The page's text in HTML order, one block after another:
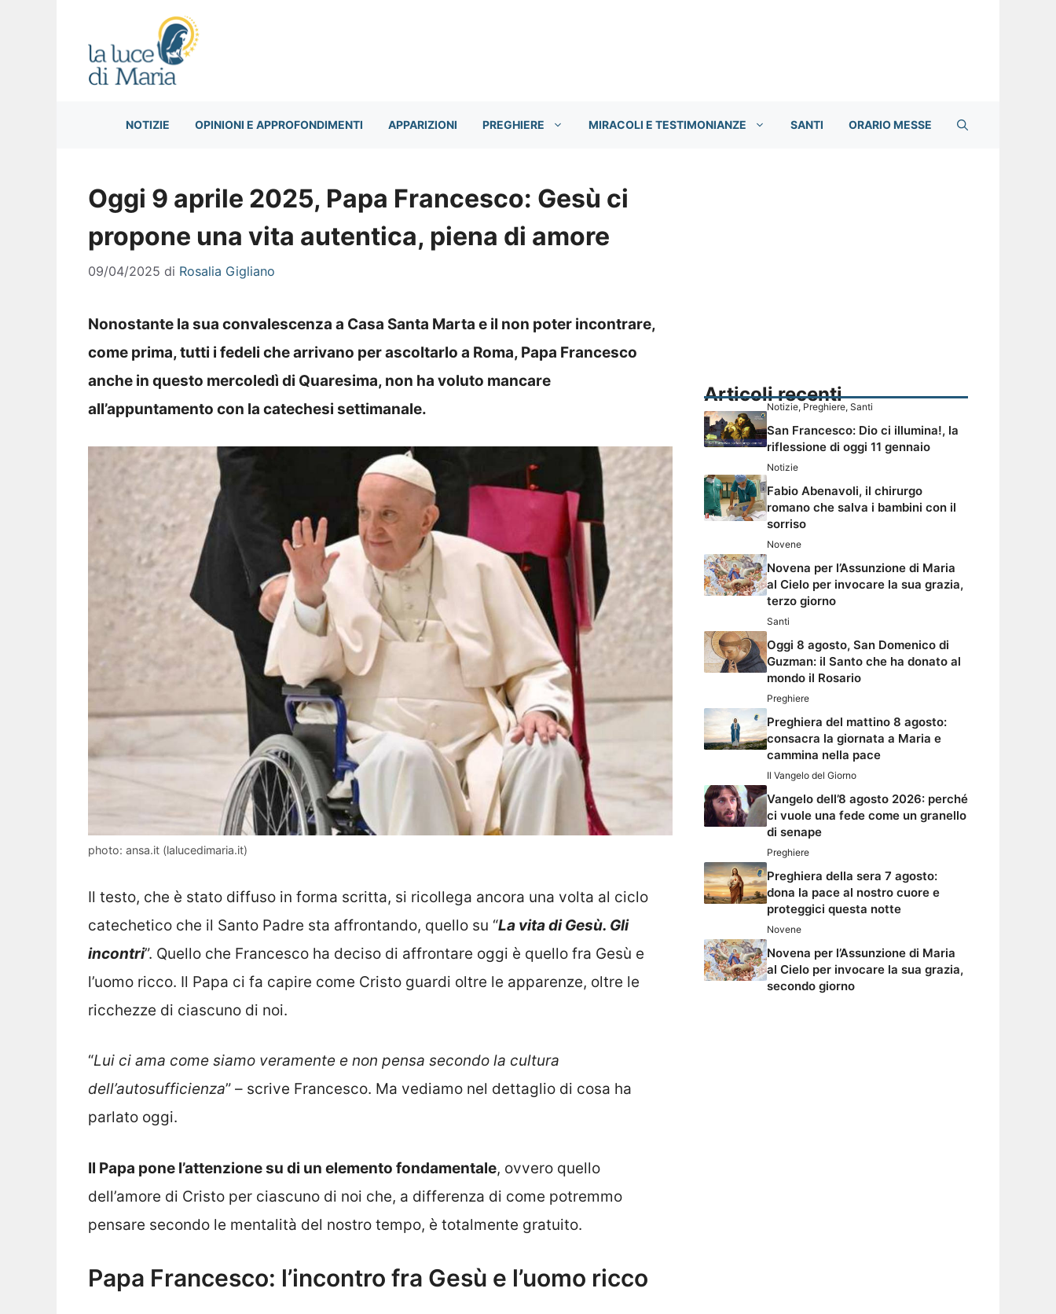
NOTIZIE OPINIONI E APPROFONDIMENTI APPARIZIONI PREGHIERE MIRACOLI E TESTIMONIANZE SANTI ORARIO MESSE
Oggi 9 aprile 2025, Papa Francesco: Gesù ci
propone una vita autentica, piena di amore
09/04/2025 di Rosalia Gigliano
Nonostante la sua convalescenza a Casa Santa Marta e il non poter incontrare,
come prima, tutti i fedeli che arrivano per ascoltarlo a Roma, Papa Francesco
anche in questo mercoledì di Quaresima, non ha voluto mancare
all’appuntamento con la catechesi settimanale.
photo: ansa.it (lalucedimaria.it)
Il testo, che è stato diffuso in forma scritta, si ricollega ancora una volta al ciclo
catechetico che il Santo Padre sta affrontando, quello su “La vita di Gesù. Gli
incontri”. Quello che Francesco ha deciso di affrontare oggi è quello fra Gesù e
l’uomo ricco. Il Papa ci fa capire come Cristo guardi oltre le apparenze, oltre le
ricchezze di ciascuno di noi.
“Lui ci ama come siamo veramente e non pensa secondo la cultura
dell’autosufficienza” – scrive Francesco. Ma vediamo nel dettaglio di cosa ha
parlato oggi.
Il Papa pone l’attenzione su di un elemento fondamentale, ovvero quello
dell’amore di Cristo per ciascuno di noi che, a differenza di come potremmo
pensare secondo le mentalità del nostro tempo, è totalmente gratuito.
Papa Francesco: l’incontro fra Gesù e l’uomo ricco
Articoli recenti
Notizie, Preghiere, Santi
San Francesco: Dio ci illumina!, la
riflessione di oggi 11 gennaio
Notizie
Fabio Abenavoli, il chirurgo
romano che salva i bambini con il
sorriso
Novene
Novena per l’Assunzione di Maria
al Cielo per invocare la sua grazia,
terzo giorno
Santi
Oggi 8 agosto, San Domenico di
Guzman: il Santo che ha donato al
mondo il Rosario
Preghiere
Preghiera del mattino 8 agosto:
consacra la giornata a Maria e
cammina nella pace
Il Vangelo del Giorno
Vangelo dell’8 agosto 2026: perché
ci vuole una fede come un granello
di senape
Preghiere
Preghiera della sera 7 agosto:
dona la pace al nostro cuore e
proteggici questa notte
Novene
Novena per l’Assunzione di Maria
al Cielo per invocare la sua grazia,
secondo giorno